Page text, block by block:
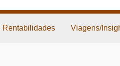
Rentabilidades Viagens/